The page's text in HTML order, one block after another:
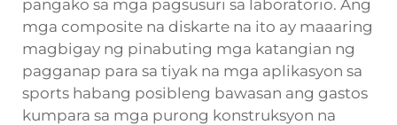
pangako sa mga pagsusuri sa laboratorio. Ang
mga composite na diskarte na ito ay maaaring
magbigay ng pinabuting mga katangian ng
pagganap para sa tiyak na mga aplikasyon sa
sports habang posibleng bawasan ang gastos
kumpara sa mga purong konstruksyon na